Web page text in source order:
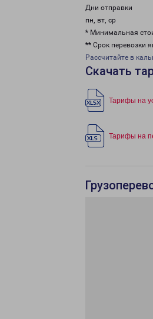
Дни отправки
пн, вт, ср
* Минимальная
** Срок перевозки
Рассчитайте в
Скачать
Тарифы на
Тарифы на